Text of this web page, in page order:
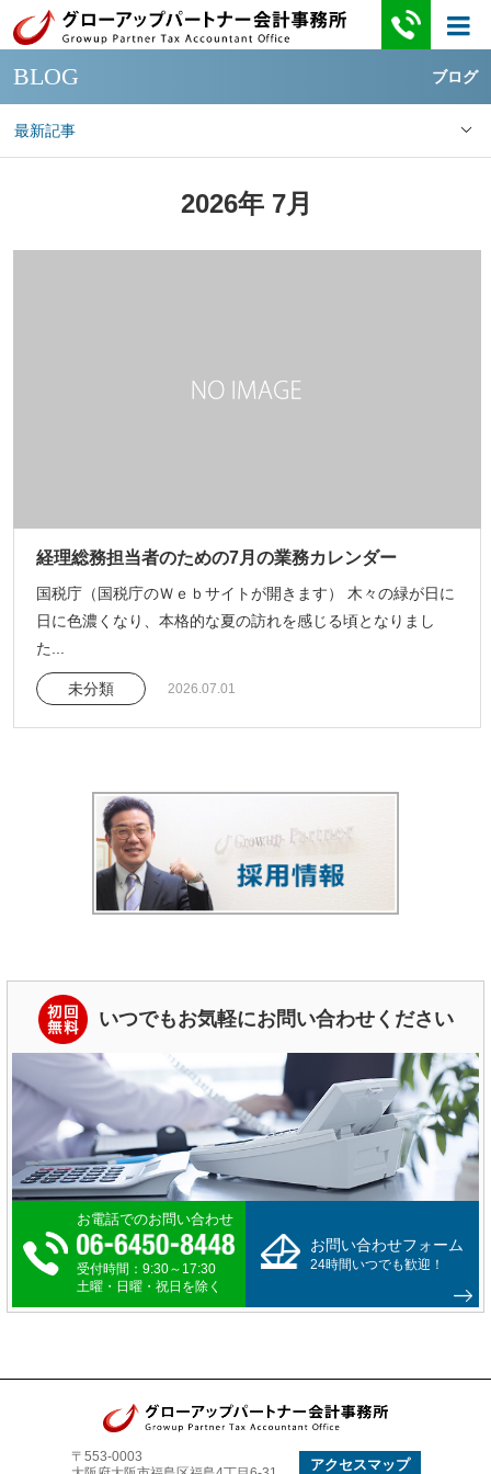
BLOG ブログ
最新記事
2026年 7月
経理総務担当者のための7月の業務カレンダー
国税庁（国税庁のＷｅｂサイトが開きます） 木々の緑が日に
日に色濃くなり、本格的な夏の訪れを感じる頃となりまし
た...
未分類 2026.07.01
いつでもお気軽にお問い合わせください
お電話でのお問い合わせ
受付時間：9:30～17:30
土曜・日曜・祝日を除く
お問い合わせフォーム
24時間いつでも歓迎！
〒553-0003
アクセスマップ